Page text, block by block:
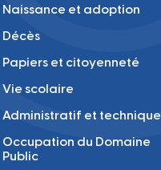
Naissance et adoption
Décès
Papiers et citoyenneté
Vie scolaire
Administratif et technique
Occupation du Domaine
Public